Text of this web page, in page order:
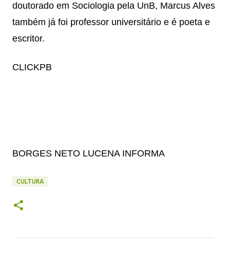
doutorado em Sociologia pela UnB, Marcus Alves
também já foi professor universitário e é poeta e
escritor.
CLICKPB
BORGES NETO LUCENA INFORMA
CULTURA